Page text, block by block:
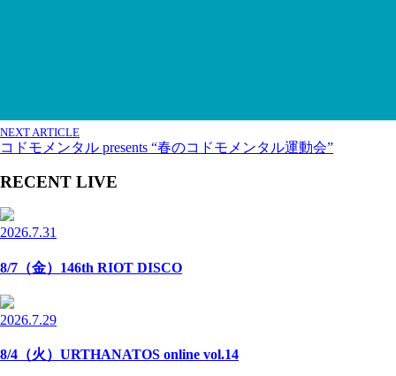
NEXT ARTICLE
コドモメンタル presents “春のコドモメンタル運動会”
RECENT LIVE
2026.7.31
8/7（金）146th RIOT DISCO
2026.7.29
8/4（火）URTHANATOS online vol.14